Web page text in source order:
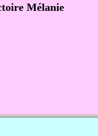
Mélanie